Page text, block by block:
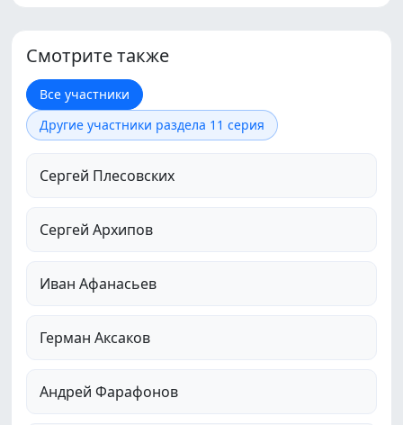
Смотрите также
Все участники
Другие участники раздела 11 серия
Сергей Плесовских
Сергей Архипов
Иван Афанасьев
Герман Аксаков
Андрей Фарафонов